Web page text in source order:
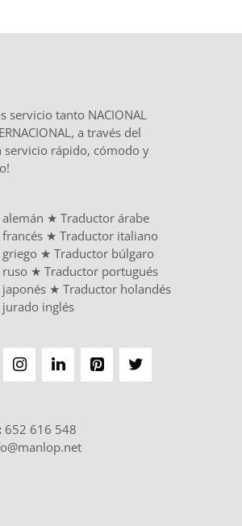
servicio tanto NACIONAL
a través del
servicio rápido, cómodo y
★ Traductor árabe
★ Traductor italiano
★ Traductor búlgaro
★ Traductor portugués
★ Traductor holandés
inglés
: 652 616 548